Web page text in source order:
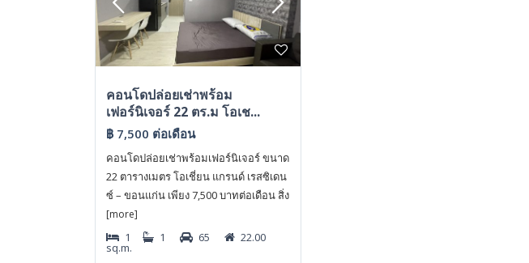
คอนโดปล่อยเช่าพร้อม
เฟอร์นิเจอร์ 22 ตร.ม โอเช...
฿ 7,500 ต่อเดือน
คอนโดปล่อยเช่าพร้อมเฟอร์นิเจอร์ ขนาด
22 ตารางเมตร โอเชี่ยน แกรนด์ เรสซิเดน
ซ์ – ขอนแก่น เพียง 7,500 บาทต่อเดือน สิ่ง
[more]
1 1 65 22.00
sq.m.